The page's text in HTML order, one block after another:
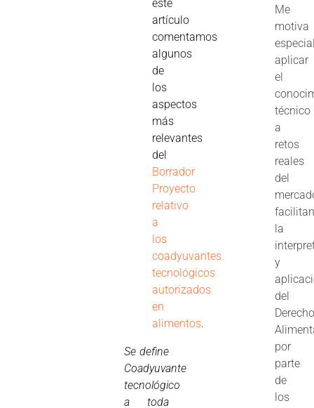
este
artículo
comentamos
algunos
de
los
aspectos
más
relevantes
del
Borrador
Proyecto
relativo
a
los
coadyuvantes
tecnológicos
autorizados
en
alimentos.
Se define
Coadyuvante
tecnológico
a toda
Me
motiva
aplicar
el
técnico
a
retos
reales
del
la
y
del
por
parte
de
los